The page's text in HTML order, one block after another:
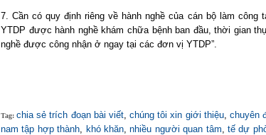
7. Cần có quy định riêng về hành nghề của cán bộ làm công
YTDP được hành nghề khám chữa bệnh ban đầu, thời gian
nghề được công nhận ở ngay tại các đơn vị YTDP”.
Tag:chia sẻ trích đoạn bài viết,chúng tôi xin giới thiệu, chuyên
nam tập hợp thành, khó khăn,nhiều người quan tâm, tế dự